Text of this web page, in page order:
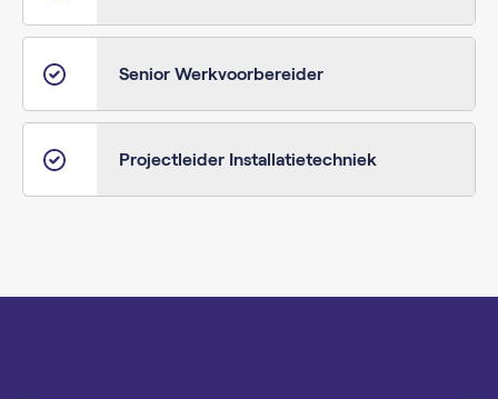
Senior Werkvoorbereider
Projectleider Installatietechniek